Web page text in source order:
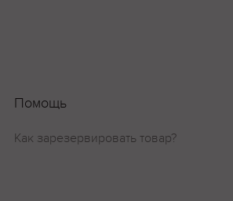
Помощь
Как зарезервировать товар?